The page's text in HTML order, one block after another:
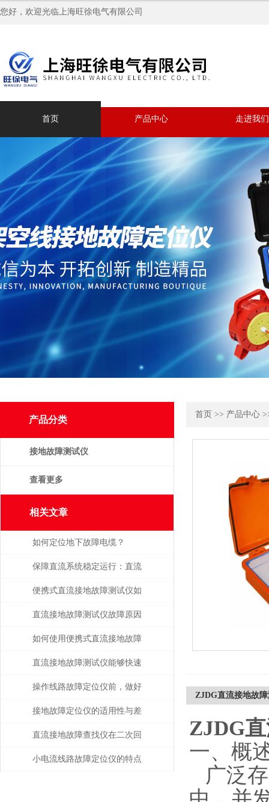
您好，欢迎光临上海旺徐电气有限公司
首页 产品中心 走进我们
产品分类
接地故障测试仪
查看更多
相关文章
如何定位地下故障电缆？
保障直流系统稳定运行：直流
接地故障测试仪的运维应用价
值
便携式直流接地故障测试仪如
何避免误操作风险？
直流接地故障测试仪故障原因
分析
如何使用便携式直流接地故障
测试仪进行现场测试
直流接地故障测试仪能够快速
准确地定位故障点
操作线路故障定位仪前，做好
攻略了吗
接地故障定位仪的适用性与差
异分析
直流接地故障查找仪在二次回
路排查中的高效应用
小电流线路故障定位仪的特点
首页 >> 产品中心
ZJDG直流接地故
ZJDG
一、概
广泛